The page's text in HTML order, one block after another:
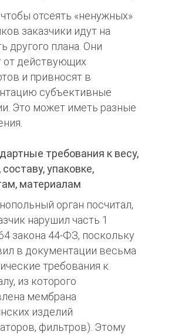
отсеять «ненужных»
заказчики идут на
другого плана. Они
от действующих
и привносят в
субъективные
Это может иметь разные
требования к весу,
упаковке,
материалам
орган посчитал,
нарушил часть 1
закона 44-ФЗ, поскольку
в документации весьма
требования к
из которого
мембрана
изделий
фильтров). Этому